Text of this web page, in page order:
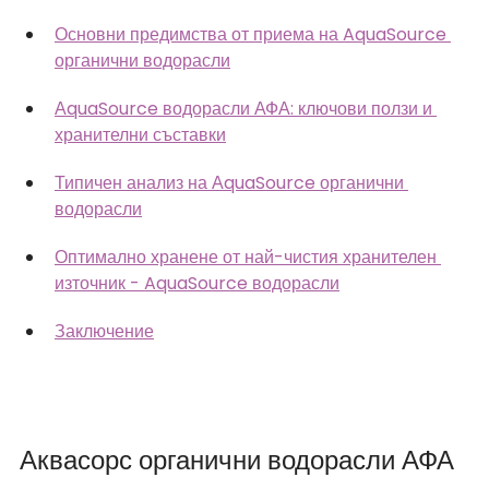
Основни предимства от приема на AquaSource
органични водорасли
АquaSource водорасли АФА: ключови ползи и
хранителни съставки
Типичен анализ на АquaSource органични
водорасли
Оптимално хранене от най-чистия хранителен
източник - AquaSource водорасли
Заключение
Аквасорс органични водорасли АФА